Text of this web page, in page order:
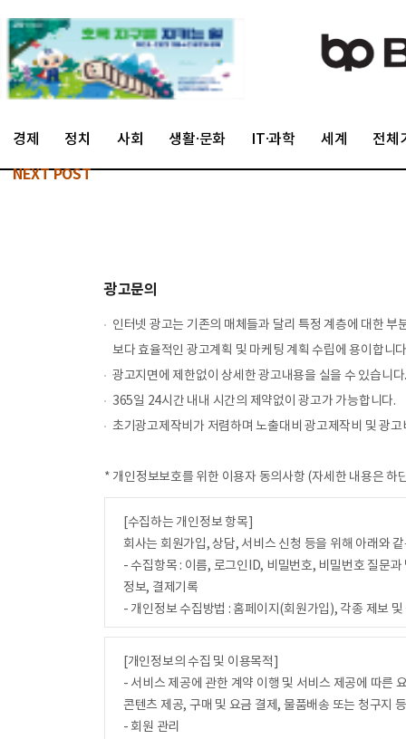
경제 정치 사회 생활·문화 IT·과학 세계 전체
NEXT POST
광고문의
인터넷 광고는 기존의 매체들과 달리 특정 계층에 대한
보다 효율적인 광고계획 및 마케팅 계획 수립에 용이합니
광고지면에 제한없이 상세한 광고내용을 실을 수 있습니
365일 24시간 내내 시간의 제약없이 광고가 가능합니다.
초기광고제작비가 저렴하며 노출대비 광고제작비 및 광
* 개인정보보호를 위한 이용자 동의사항 (자세한 내용은
[수집하는 개인정보 항목]
회사는 회원가입, 상담, 서비스 신청 등을 위해 아래와
- 수집항목 : 이름, 로그인ID, 비밀번호, 비밀번호 질문
정보, 결제기록
- 개인정보 수집방법 : 홈페이지(회원가입), 각종 제보 및
[개인정보의 수집 및 이용목적]
- 서비스 제공에 관한 계약 이행 및 서비스 제공에 따른
콘텐츠 제공, 구매 및 요금 결제, 물품배송 또는 청구지
- 회원 관리